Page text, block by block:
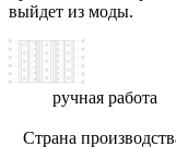
выйдет из моды.
ручная работа
Страна